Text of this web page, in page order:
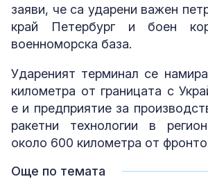
заяви, че са ударени важен
край Петербург и боен
военноморска база.
Удареният терминал се
километра от границата с
е и предприятие за
ракетни технологии в
около 600 километра от
Още по темата